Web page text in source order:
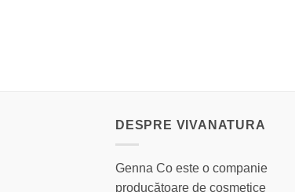
DESPRE VIVANATURA
Genna Co este o companie
producătoare de cosmetice